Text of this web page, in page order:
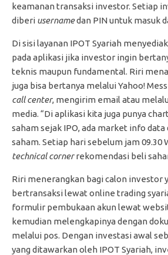
keamanan transaksi investor. Setiap
diberi usernamedan PIN untuk masuk
Di sisi layanan IPOT Syariah
pada aplikasi jika investor ingin
teknis maupun fundamental. Riri
juga bisa bertanya melalui Yahoo!
call center, mengirim email atau
media. “Di aplikasi kita juga punya
saham sejak IPO, ada market info data
saham. Setiap hari sebelum jam 09.30
technical cornerrekomendasi beli
Riri menerangkan bagi calon investor
bertransaksi lewat online trading
formulir pembukaan akun lewat
kemudian melengkapinya dengan
melalui pos. Dengan investasi awal
yang ditawarkan oleh IPOT Syariah,